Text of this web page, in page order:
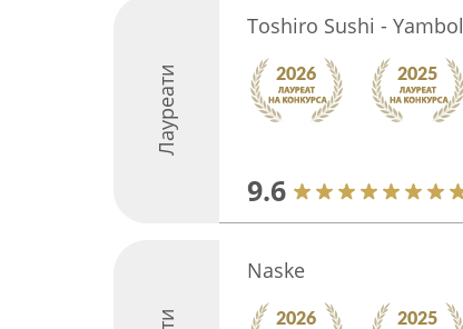
Лауреати
Toshiro Sushi - Yambol
9.6
Naske